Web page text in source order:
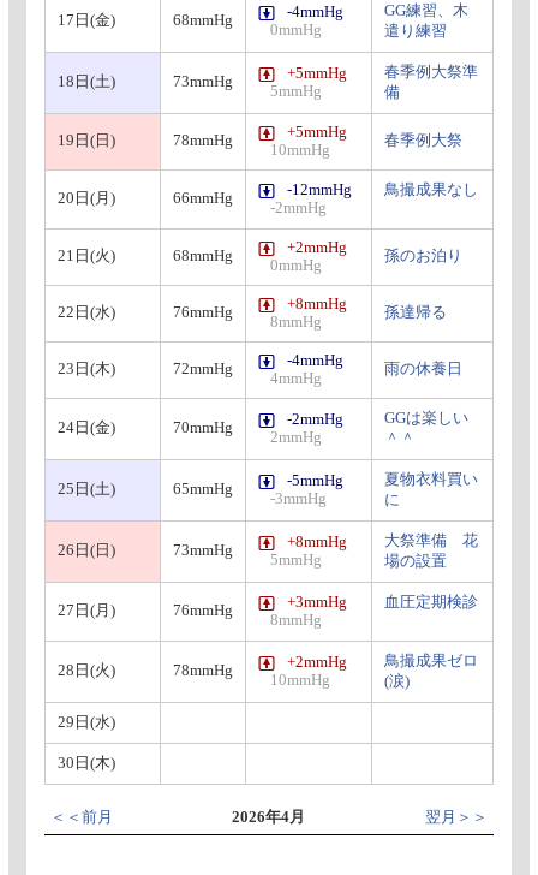
17日(金) 68mmHg
-4mmHg
0mmHg
GG練習、木
遣り練習
18日(土) 73mmHg
+5mmHg
5mmHg
春季例大祭準
備
19日(日) 78mmHg
+5mmHg
10mmHg
春季例大祭
20日(月) 66mmHg
-12mmHg
-2mmHg
鳥撮成果なし
21日(火) 68mmHg
+2mmHg
0mmHg
孫のお泊り
22日(水) 76mmHg
+8mmHg
8mmHg
孫達帰る
23日(木) 72mmHg
-4mmHg
4mmHg
雨の休養日
24日(金) 70mmHg
-2mmHg
2mmHg
GGは楽しい
＾＾
25日(土) 65mmHg
-5mmHg
-3mmHg
夏物衣料買い
に
26日(日) 73mmHg
+8mmHg
5mmHg
大祭準備 花
場の設置
27日(月) 76mmHg
+3mmHg
8mmHg
血圧定期検診
28日(火) 78mmHg
+2mmHg
10mmHg
鳥撮成果ゼロ
(涙)
29日(水)
30日(木)
＜＜前月 2026年4月 翌月＞＞